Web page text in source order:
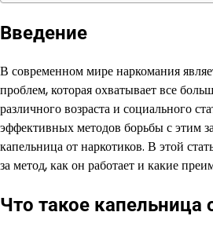
Введение
В современном мире наркомания
проблем, которая охватывает все
различного возраста и социального
эффективных методов борьбы с этим
капельница от наркотиков. В этой
за метод, как он работает и какие
Что такое капельница